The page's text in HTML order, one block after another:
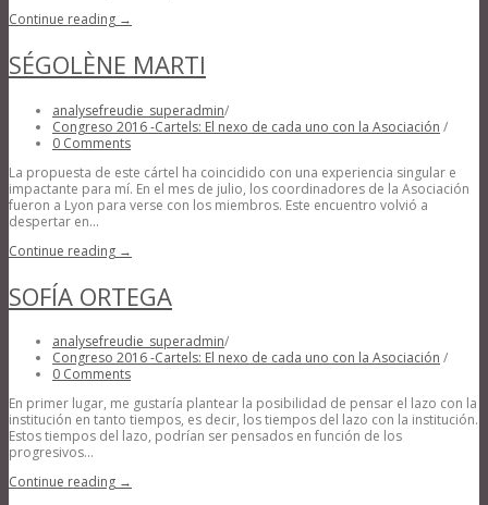
Continue reading →
SÉGOLÈNE MARTI
analysefreudie_superadmin/
Congreso 2016 -Cartels: El nexo de cada uno con la Asociación /
0 Comments
La propuesta de este cártel ha coincidido con una experiencia singular e
impactante para mí. En el mes de julio, los coordinadores de la Asociación
fueron a Lyon para verse con los miembros. Este encuentro volvió a
despertar en...
Continue reading →
SOFÍA ORTEGA
analysefreudie_superadmin/
Congreso 2016 -Cartels: El nexo de cada uno con la Asociación /
0 Comments
En primer lugar, me gustaría plantear la posibilidad de pensar el lazo con la
institución en tanto tiempos, es decir, los tiempos del lazo con la institución.
Estos tiempos del lazo, podrían ser pensados en función de los
progresivos...
Continue reading →